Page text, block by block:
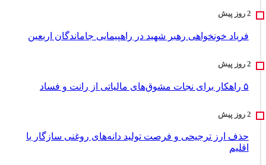
فریاد خونخواهی رهبر شهید در راهپیمایی جاماندگان اربعین
۵ راهکار برای نجات مشوق‌های مالیاتی از رانت و فساد
حذف ارز ترجیحی و فرصت تولید دانه‌های روغنی سازگار با
اقلیم